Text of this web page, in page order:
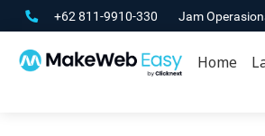
+62 811-9910-330 Jam
Home